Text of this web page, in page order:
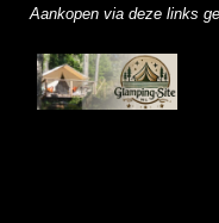
Aankopen via deze links